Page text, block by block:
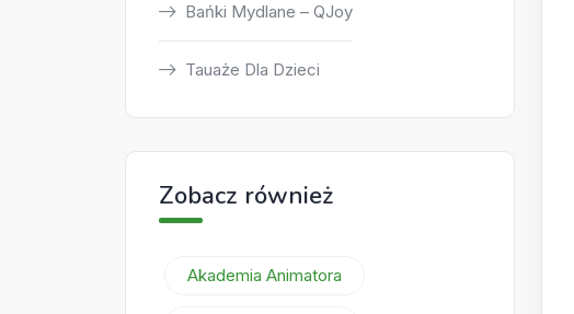
Bańki Mydlane – QJoy
Tauaże Dla Dzieci
Zobacz również
Akademia Animatora